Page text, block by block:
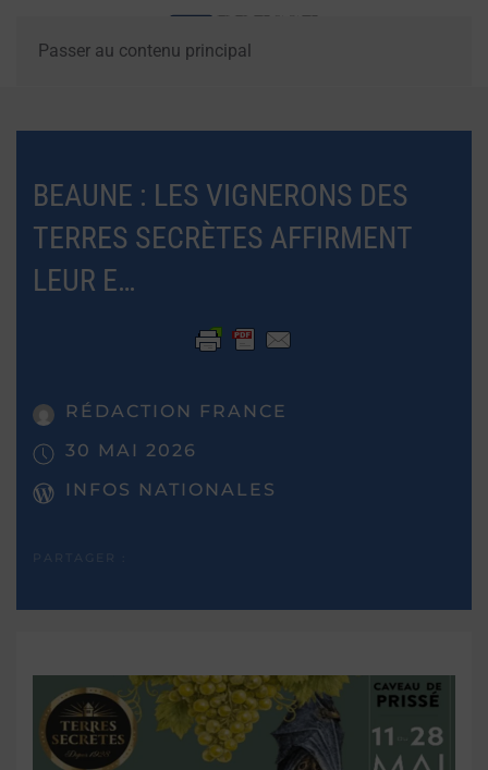
Passer au contenu principal
BEAUNE : LES VIGNERONS DES
TERRES SECRÈTES AFFIRMENT
LEUR E…
RÉDACTION FRANCE
30 MAI 2026
INFOS NATIONALES